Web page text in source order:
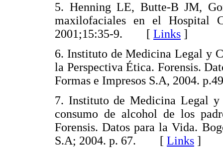
5. Henning LE, Butte-B JM,
maxilofaciales en el Hospital
2001;15:35-9. [ Links ]
6. Instituto de Medicina Legal y
la Perspectiva Ética. Forensis.
Formas e Impresos S.A,
7. Instituto de Medicina Legal y
consumo de alcohol de los
Forensis. Datos para la Vida.
S.A; 2004. p. 67. [ Links ]